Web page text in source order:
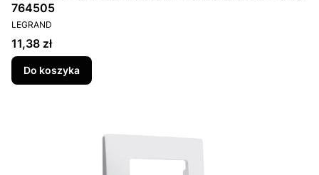
764505
PRODUCENT
LEGRAND
Cena
11,38 zł
Do koszyka